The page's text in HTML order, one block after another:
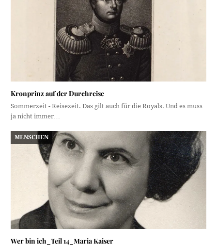
Kronprinz auf der Durchreise
Sommerzeit - Reisezeit. Das gilt auch für die Royals. Und es muss
ja nicht immer…
MENSCHEN
Wer bin ich_Teil 14_Maria Kaiser